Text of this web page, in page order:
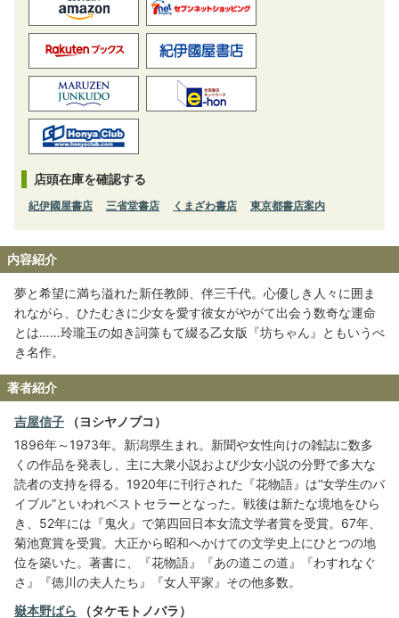
店頭在庫を確認する
紀伊國屋書店 三省堂書店 くまざわ書店 東京都書店案内
内容紹介
夢と希望に満ち溢れた新任教師、伴三千代。心優しき人々に囲ま
れながら、ひたむきに少女を愛す彼女がやがて出会う数奇な運命
とは……玲瓏玉の如き詞藻もて綴る乙女版『坊ちゃん』ともいうべ
き名作。
著者紹介
吉屋信子 （ヨシヤノブコ）
1896年～1973年。新潟県生まれ。新聞や女性向けの雑誌に数多
くの作品を発表し、主に大衆小説および少女小説の分野で多大な
読者の支持を得る。1920年に刊行された『花物語』は“女学生のバ
イブル”といわれベストセラーとなった。戦後は新たな境地をひら
き、52年には『鬼火』で第四回日本女流文学者賞を受賞。67年、
菊池寛賞を受賞。大正から昭和へかけての文学史上にひとつの地
位を築いた。著書に、『花物語』『あの道この道』『わすれなぐ
さ』『徳川の夫人たち』『女人平家』その他多数。
嶽本野ばら （タケモトノバラ）